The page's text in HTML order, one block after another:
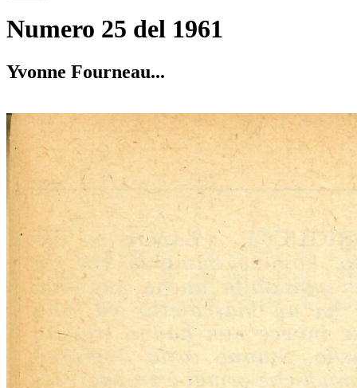
Numero 25 del 1961
Yvonne Fourneau...